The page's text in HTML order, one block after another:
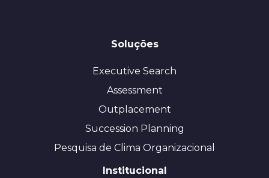
Soluções
Executive Search
Assessment
Outplacement
Succession Planning
Pesquisa de Clima Organizacional
Institucional